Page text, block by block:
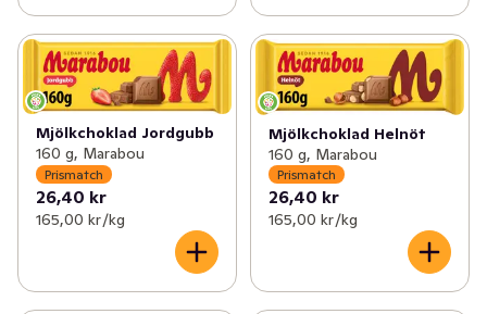
Mjölkchoklad Jordgubb
160 g, Marabou
Prismatch
26,40 kr
165,00 kr /kg
Mjölkchoklad Helnöt
160 g, Marabou
Prismatch
26,40 kr
165,00 kr /kg